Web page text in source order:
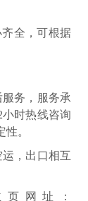
厂，
1958
年，
是
家
有
全，可根据
务，服务承
小时热线咨询
性。
，出口相互
网址：